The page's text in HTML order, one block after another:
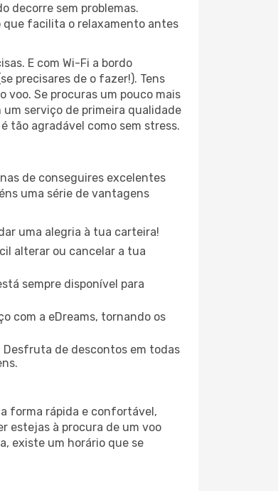
decorre sem problemas.
que facilita o relaxamento antes
E com Wi-Fi a bordo
precisares de o fazer!). Tens
voo. Se procuras um pouco mais
serviço de primeira qualidade
tão agradável como sem stress.
de conseguires excelentes
uma série de vantagens
uma alegria à tua carteira!
alterar ou cancelar a tua
sempre disponível para
com a eDreams, tornando os
Desfruta de descontos em todas
forma rápida e confortável,
estejas à procura de um voo
existe um horário que se